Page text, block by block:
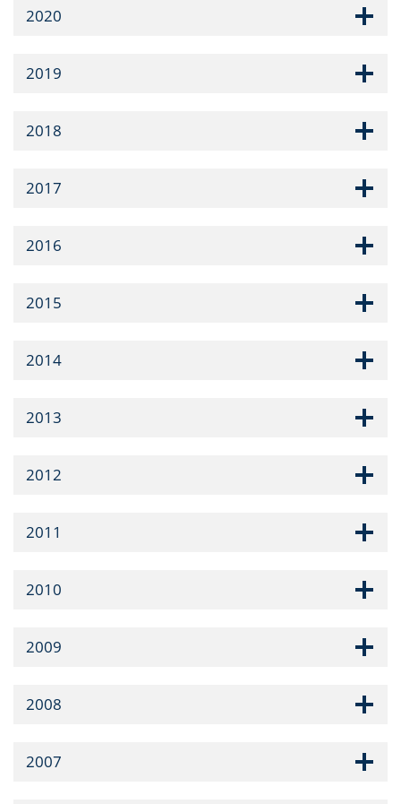
2020
2019
2018
2017
2016
2015
2014
2013
2012
2011
2010
2009
2008
2007